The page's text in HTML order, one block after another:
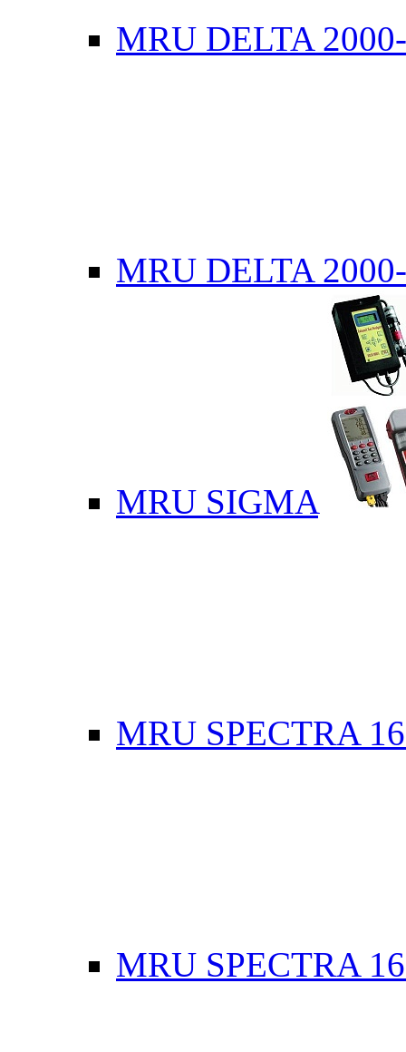
MRU DELTA
MRU DELTA
MRU SIGMA
MRU SPECTRA
MRU SPECTRA